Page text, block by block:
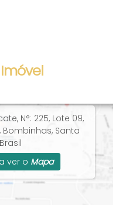
, N°: 225, Lote 09,
, Bombinhas, Santa
Brasil
ver o Mapa